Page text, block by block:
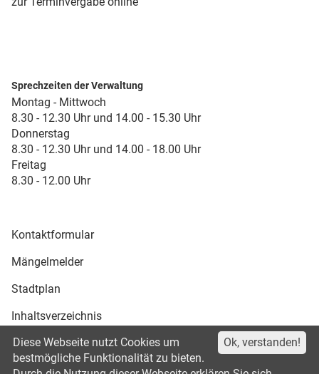
Sprechzeiten der Verwaltung
Montag - Mittwoch
8.30 - 12.30 Uhr und 14.00 - 15.30 Uhr
Donnerstag
8.30 - 12.30 Uhr und 14.00 - 18.00 Uhr
Freitag
8.30 - 12.00 Uhr
Kontaktformular
Mängelmelder
Stadtplan
Inhaltsverzeichnis
Druckansicht
Ok, verstanden!
Diese Webseite nutzt Cookies um
bestmögliche Funktionalität zu bieten.